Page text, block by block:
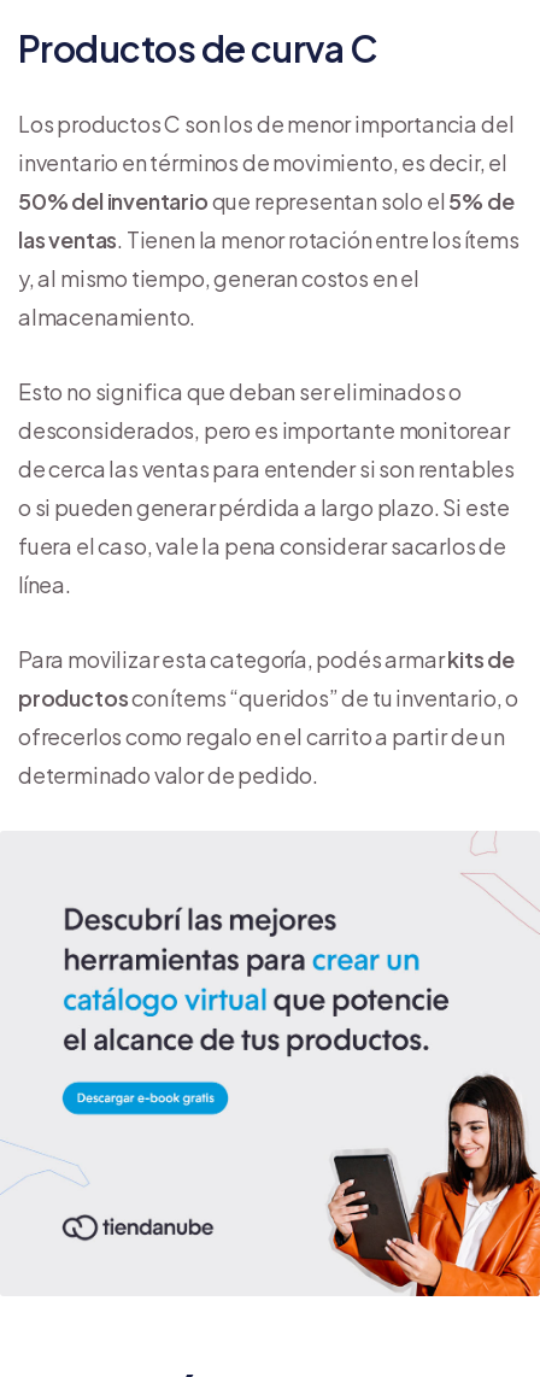
Productos de curva C
Los productos C son los de menor importancia del
inventario en términos de movimiento, es decir, el
50% del inventarioque representan solo el 5% de
las ventas. Tienen la menor rotación entre los ítems
y, al mismo tiempo, generan costos en el
almacenamiento.
Esto no significa que deban ser eliminados o
desconsiderados, pero es importante monitorear
de cerca las ventas para entender si son rentables
o si pueden generar pérdida a largo plazo. Si este
fuera el caso, vale la pena considerar sacarlos de
línea.
Para movilizar esta categoría, podés armarkits de
productoscon ítems “queridos” de tu inventario, o
ofrecerlos como regalo en el carrito a partir de un
determinado valor de pedido.